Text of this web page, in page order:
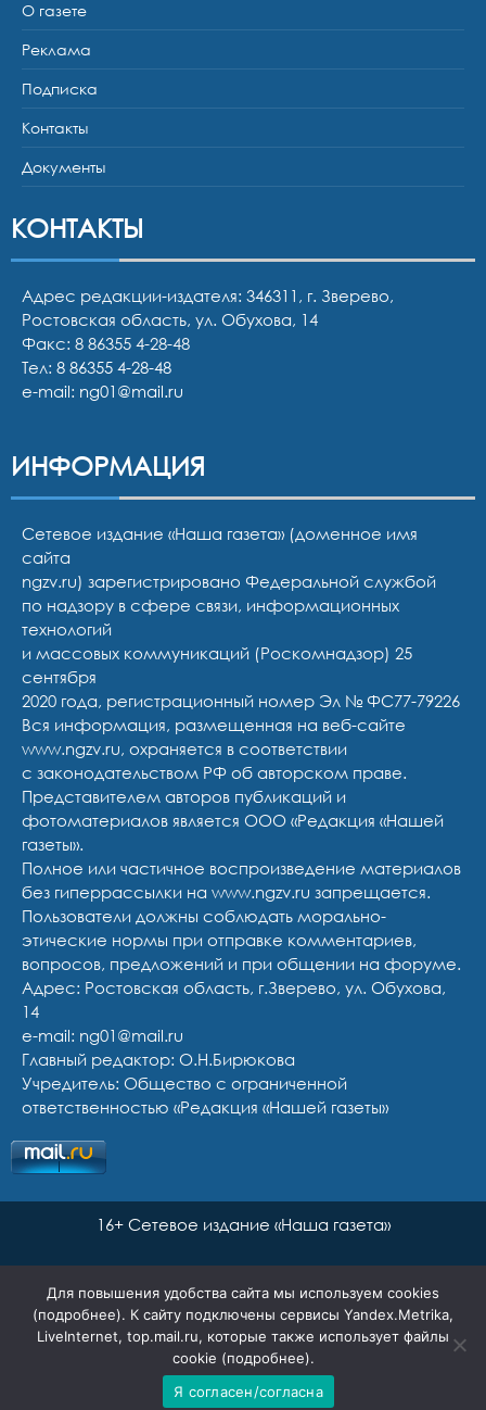
О газете
Реклама
Подписка
Контакты
Документы
КОНТАКТЫ
Адрес редакции-издателя: 346311, г. Зверево,
Ростовская область, ул. Обухова, 14
Факс: 8 86355 4-28-48
Тел: 8 86355 4-28-48
e-mail: ng01@mail.ru
ИНФОРМАЦИЯ
Сетевое издание «Наша газета» (доменное имя
сайта
ngzv.ru) зарегистрировано Федеральной службой
по надзору в сфере связи, информационных
технологий
и массовых коммуникаций (Роскомнадзор) 25
сентября
2020 года, регистрационный номер Эл № ФС77-79226
Вся информация, размещенная на веб-сайте
www.ngzv.ru, охраняется в соответствии
с законодательством РФ об авторском праве.
Представителем авторов публикаций и
фотоматериалов является ООО «Редакция «Нашей
газеты».
Полное или частичное воспроизведение материалов
без гиперрассылки на www.ngzv.ru запрещается.
Пользователи должны соблюдать морально-
этические нормы при отправке комментариев,
вопросов, предложений и при общении на форуме.
Адрес: Ростовская область, г.Зверево, ул. Обухова,
14
e-mail: ng01@mail.ru
Главный редактор: О.Н.Бирюкова
Учредитель: Общество с ограниченной
ответственностью «Редакция «Нашей газеты»
16+ Сетевое издание «Наша газета»
Сайт разработан Ян Маар
Для повышения удобства сайта мы используем cookies
(подробнее). К сайту подключены сервисы Yandex.Metrika,
LiveInternet, top.mail.ru, которые также использует файлы
cookie (подробнее).
Я согласен/согласна